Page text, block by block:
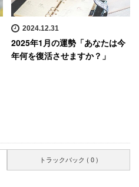
2024.12.31
2025年1月の運勢「あなたは今
年何を復活させますか？」
トラックバック ( 0 )